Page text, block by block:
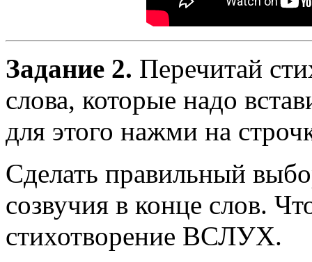
Задание 2. Перечитай
слова, которые надо
для этого нажми на
Сделать правильный
созвучия в конце слов.
стихотворение ВСЛУХ.